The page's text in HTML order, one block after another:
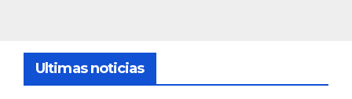
Ultimas noticias